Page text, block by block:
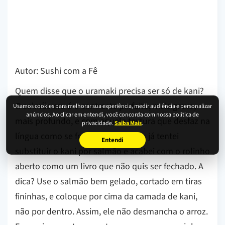
Usamos cookies para melhorar sua experiência, medir audiência e personalizar
anúncios. Ao clicar em entendi, você concorda com nossa política de
privacidade.Saiba Mais.
Entendi
Autor: Sushi com a Fê
Quem disse que o uramaki precisa ser só de kani?
O salmão cru é o contraste perfeito, mais graxo,
mais profundo, e com aquela textura que desfaz na
língua como se fosse manteiga. Eu já tentei
substituir o kani por salmão e acabei com o rolinho
aberto como um livro que não quis ser fechado. A
dica? Use o salmão bem gelado, cortado em tiras
fininhas, e coloque por cima da camada de kani,
não por dentro. Assim, ele não desmancha o arroz.